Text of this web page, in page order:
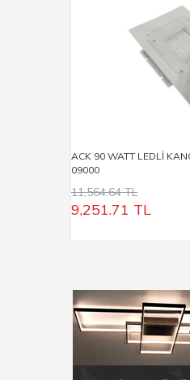
ACK 90 WATT LEDLİ
09000
11,564.64 TL
9,251.71 TL